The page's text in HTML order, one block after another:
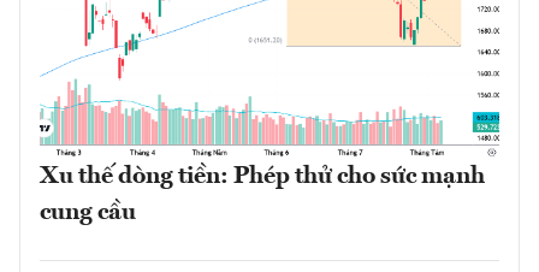
Xu thế dòng tiền: Phép thử cho sức mạnh
cung cầu